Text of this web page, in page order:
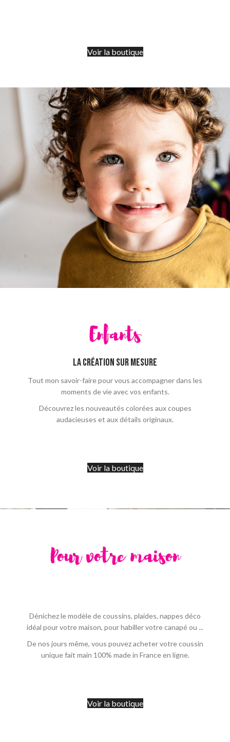
Voir la boutique
LA CRÉATION SUR MESURE
Tout mon savoir-faire pour vous accompagner dans les
moments de vie avec vos enfants.
Découvrez les nouveautés colorées aux coupes
audacieuses et aux détails originaux.
Voir la boutique
Dénichez le modèle de coussins, plaides, nappes déco
idéal pour votre maison, pour habiller votre canapé ou ...
De nos jours même, vous pouvez acheter votre coussin
unique fait main 100% made in France en ligne.
Voir la boutique